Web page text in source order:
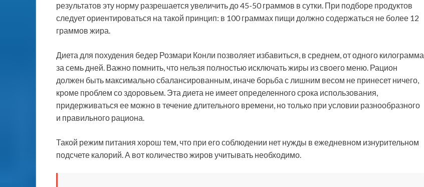
результатов эту норму разрешается увеличить до 45-50 граммов в сутки. При подборе продуктов
следует ориентироваться на такой принцип: в 100 граммах пищи должно содержаться не более 12
граммов жира.
Диета для похудения бедер Розмари Конли позволяет избавиться, в среднем, от одного килограмма
за семь дней. Важно помнить, что нельзя полностью исключать жиры из своего меню. Рацион
должен быть максимально сбалансированным, иначе борьба с лишним весом не принесет ничего,
кроме проблем со здоровьем. Эта диета не имеет определенного срока использования,
придерживаться ее можно в течение длительного времени, но только при условии разнообразного
и правильного рациона.
Такой режим питания хорош тем, что при его соблюдении нет нужды в ежедневном изнурительном
подсчете калорий. А вот количество жиров учитывать необходимо.